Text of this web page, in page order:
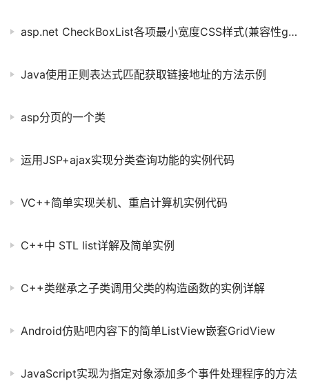
asp.net CheckBoxList各项最小宽度CSS样式(兼容性good)
Java使用正则表达式匹配获取链接地址的方法示例
asp分页的一个类
运用JSP+ajax实现分类查询功能的实例代码
VC++简单实现关机、重启计算机实例代码
C++中 STL list详解及简单实例
C++类继承之子类调用父类的构造函数的实例详解
Android仿贴吧内容下的简单ListView嵌套GridView
JavaScript实现为指定对象添加多个事件处理程序的方法